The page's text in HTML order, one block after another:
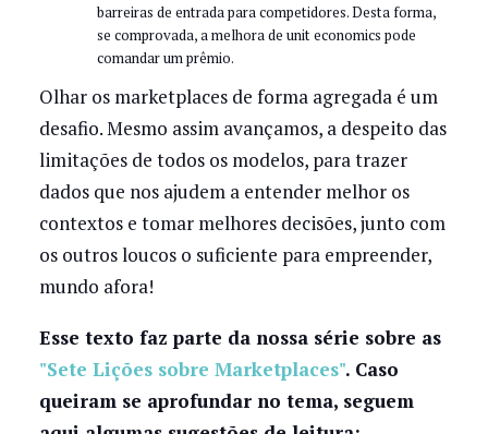
barreiras de entrada para competidores. Desta forma,
se comprovada, a melhora de unit economics pode
comandar um prêmio.
Olhar os marketplaces de forma agregada é um
desafio. Mesmo assim avançamos, a despeito das
limitações de todos os modelos, para trazer
dados que nos ajudem a entender melhor os
contextos e tomar melhores decisões, junto com
os outros loucos o suficiente para empreender,
mundo afora!
Esse texto faz parte da nossa série sobre as
"Sete Lições sobre Marketplaces". Caso
queiram se aprofundar no tema, seguem